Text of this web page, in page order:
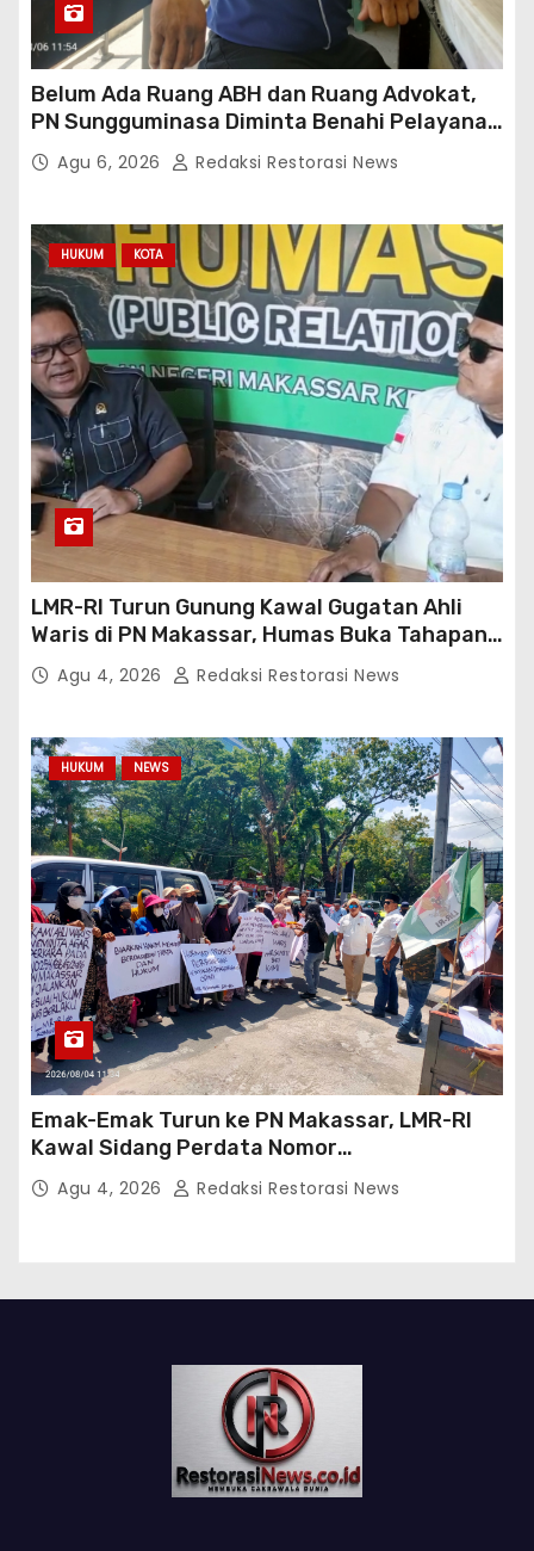
Belum Ada Ruang ABH dan Ruang Advokat,
PN Sungguminasa Diminta Benahi Pelayanan
PublikAgu 6, 2026 Redaksi Restorasi News
HUKUM KOTA
LMR-RI Turun Gunung Kawal Gugatan Ahli
Waris di PN Makassar, Humas Buka Tahapan
Persidangan
Agu 4, 2026 Redaksi Restorasi News
HUKUM NEWS
Emak-Emak Turun ke PN Makassar, LMR-RI
Kawal Sidang Perdata Nomor
254/Pdt.G/2026/PN Mks
Agu 4, 2026 Redaksi Restorasi News